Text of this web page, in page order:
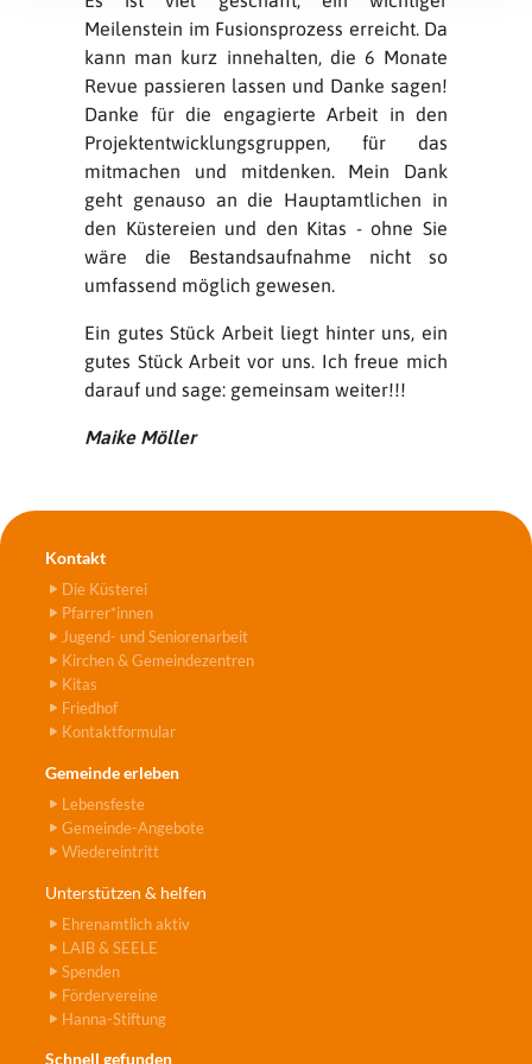
Meilenstein im Fusionsprozess erreicht. Da
kann man kurz innehalten, die 6 Monate
Revue passieren lassen und Danke sagen!
Danke für die engagierte Arbeit in den
Projektentwicklungsgruppen, für das
mitmachen und mitdenken. Mein Dank
geht genauso an die Hauptamtlichen in
den Küstereien und den Kitas - ohne Sie
wäre die Bestandsaufnahme nicht so
umfassend möglich gewesen.
Ein gutes Stück Arbeit liegt hinter uns, ein
gutes Stück Arbeit vor uns. Ich freue mich
darauf und sage: gemeinsam weiter!!!
Maike Möller
Kontakt
Die Küsterei
Pfarrer*innen
Jugend- und Seniorenarbeit
Kirchen & Gemeindezentren
Kitas
Friedhof
Kontaktformular
Gemeinde erleben
Lebensfeste
Gemeinde-Angebote
Wiedereintritt
Unterstützen & helfen
Ehrenamtlich aktiv
LAIB & SEELE
Spenden
Fördervereine
Hanna-Stiftung
Schnell gefunden